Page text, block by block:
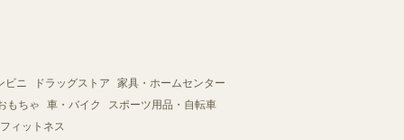
ビニ ドラッグストア
家具・ホームセンター
もちゃ
車・バイク
スポーツ用品・自転車
ィットネス